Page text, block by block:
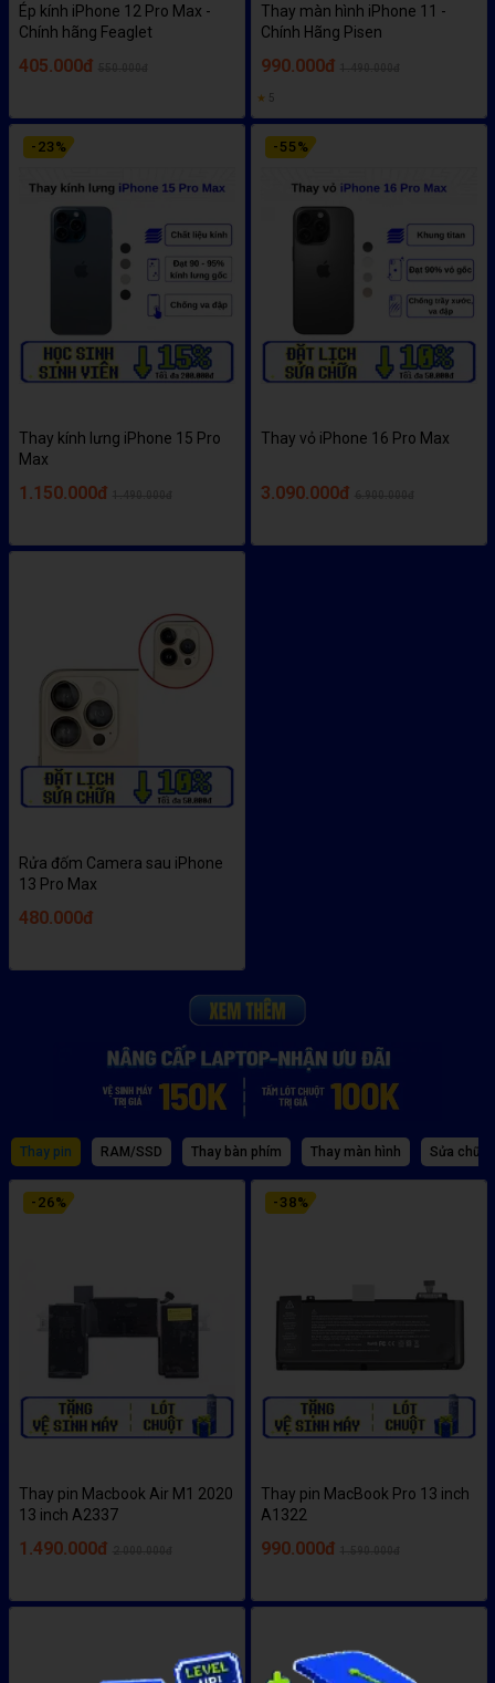
Ép kính iPhone 12 Pro Max -
Chính hãng Feaglet
405.000đ
Thay màn hình iPhone 11 -
Chính Hãng Pisen
990.000đ
★ 5
- 23%
Thay kính lưng iPhone 15 Pro
Max
1.150.000đ
- 55%
Thay vỏ iPhone 16 Pro Max
3.090.000đ
Rửa đốm Camera sau iPhone
13 Pro Max
480.000đ
Thay pin RAM/SSD Thay bàn phím Thay màn hình Sửa chữa
- 26%
Thay pin Macbook Air M1 2020
13 inch A2337
1.490.000đ
- 38%
Thay pin MacBook Pro 13 inch
A1322
990.000đ